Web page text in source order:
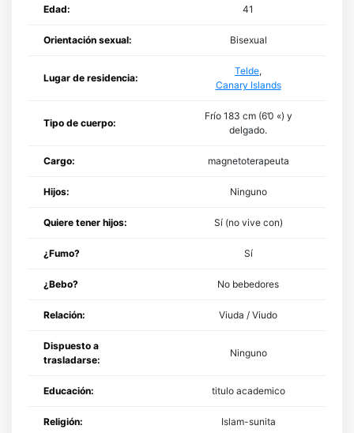
Edad: 41
Orientación sexual: Bisexual
Lugar de residencia:
Telde,
Canary Islands
Tipo de cuerpo:
Frío 183 cm (6’0 «) y
delgado.
Cargo: magnetoterapeuta
Hijos: Ninguno
Quiere tener hijos: Sí (no vive con)
¿Fumo? Sí
¿Bebo? No bebedores
Relación: Viuda / Viudo
Dispuesto a
trasladarse:
Ninguno
Educación: titulo academico
Religión: Islam-sunita